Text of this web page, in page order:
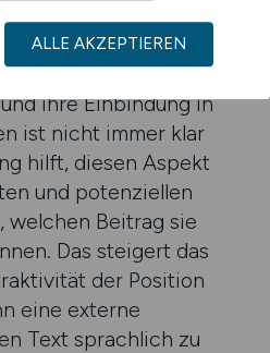
der Anzeige auf die
der Rolle zu legen. In
sind HR-Analytics-
ihre Einbindung in
ist nicht immer klar
hilft, diesen Aspekt
und potenziellen
welchen Beitrag sie
Das steigert das
der Position
eine externe
Text sprachlich zu
ALLE AKZEPTIEREN